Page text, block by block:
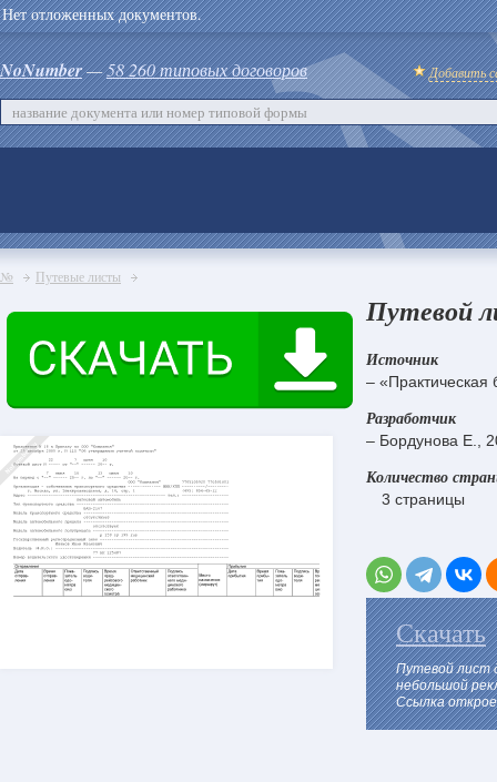
Нет отложенных документов.
NoNumber—58 260 типовых договоров Добавить
№ Путевые листы
Путевой
Источник
–
Разработчик
– Бордунова Е.,
Количество
3 страницы
Скачать
Путевой лист
небольшой
Ссылка